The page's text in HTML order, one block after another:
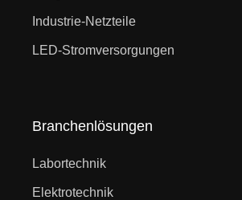
Industrie-Netzteile
LED-Stromversorgungen
Branchenlösungen
Labortechnik
Elektrotechnik